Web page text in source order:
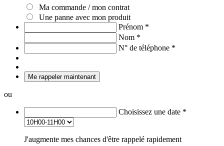
Ma commande / mon contrat
Une panne avec mon produit
Prénom *
Nom *
N° de téléphone *
Me rappeler maintenant
ou
Choisissez une date *
J'augmente mes chances d'être rappelé rapidement